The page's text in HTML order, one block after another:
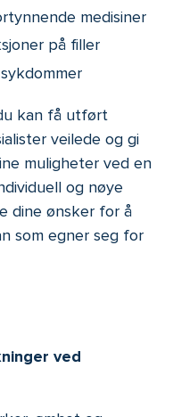
medisiner
på filler
kan få utført
veilede og gi
muligheter ved en
og nøye
dine ønsker for å
som egner seg for
ved